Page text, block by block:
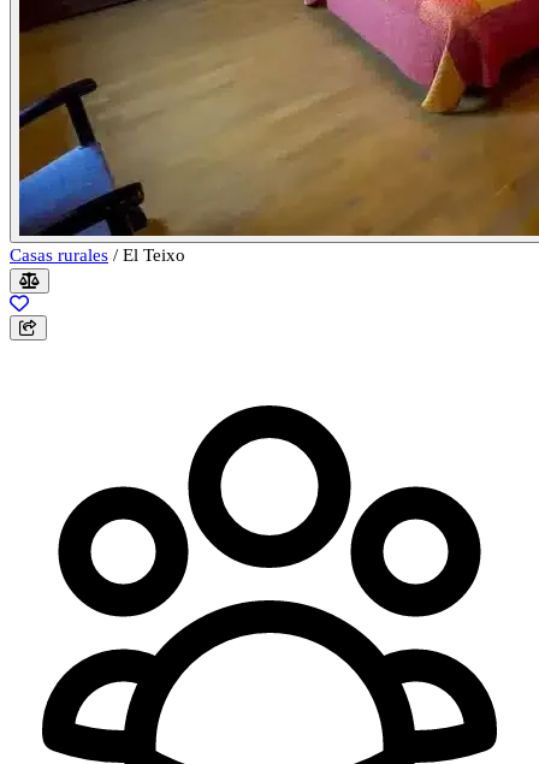
Casas rurales / El Teixo